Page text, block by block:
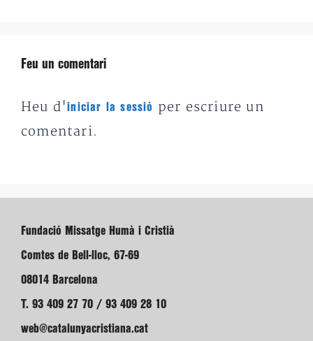
Feu un comentari
Heu d'iniciar la sessió
per escriure un
comentari.
Fundació Missatge Humà i Cristià
Comtes de Bell-lloc, 67-69
08014 Barcelona
T. 93 409 27 70 / 93 409 28 10
web@catalunyacristiana.cat